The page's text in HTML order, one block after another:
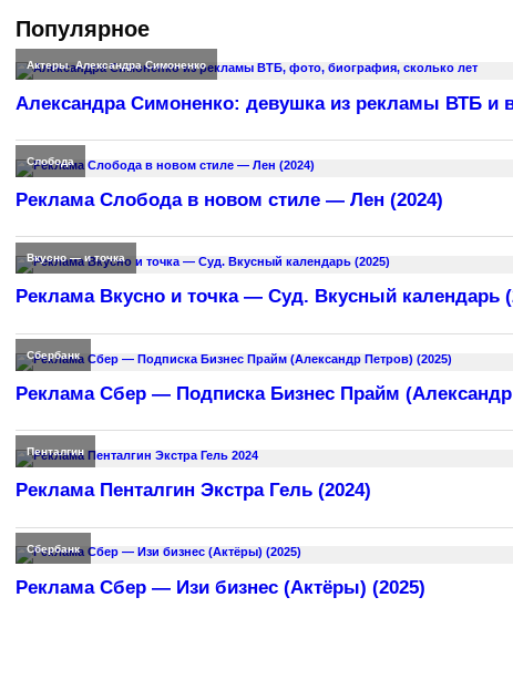
Популярное
Актеры,Александра Симоненко
Александра Симоненко: девушка из рекламы ВТБ и
Слобода
Реклама Слобода в новом стиле — Лен (2024)
Вкусно — и точка
Реклама Вкусно и точка — Суд. Вкусный календарь
Сбербанк
Реклама Сбер — Подписка Бизнес Прайм (Александр
Пенталгин
Реклама Пенталгин Экстра Гель (2024)
Сбербанк
Реклама Сбер — Изи бизнес (Актёры) (2025)